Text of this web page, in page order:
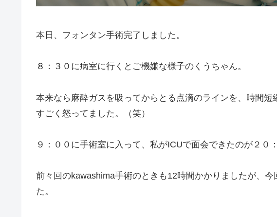
本日、フォンタン手術完了しました。
８：３０に病室に行くとご機嫌な様子のくうちゃん。
本来なら麻酔ガスを吸ってからとる点滴のラインを、時間短
すごく怒ってました。（笑）
９：００に手術室に入って、私がICUで面会できたのが２０：
前々回のkawashima手術のときも12時間かかりましたが、
た。